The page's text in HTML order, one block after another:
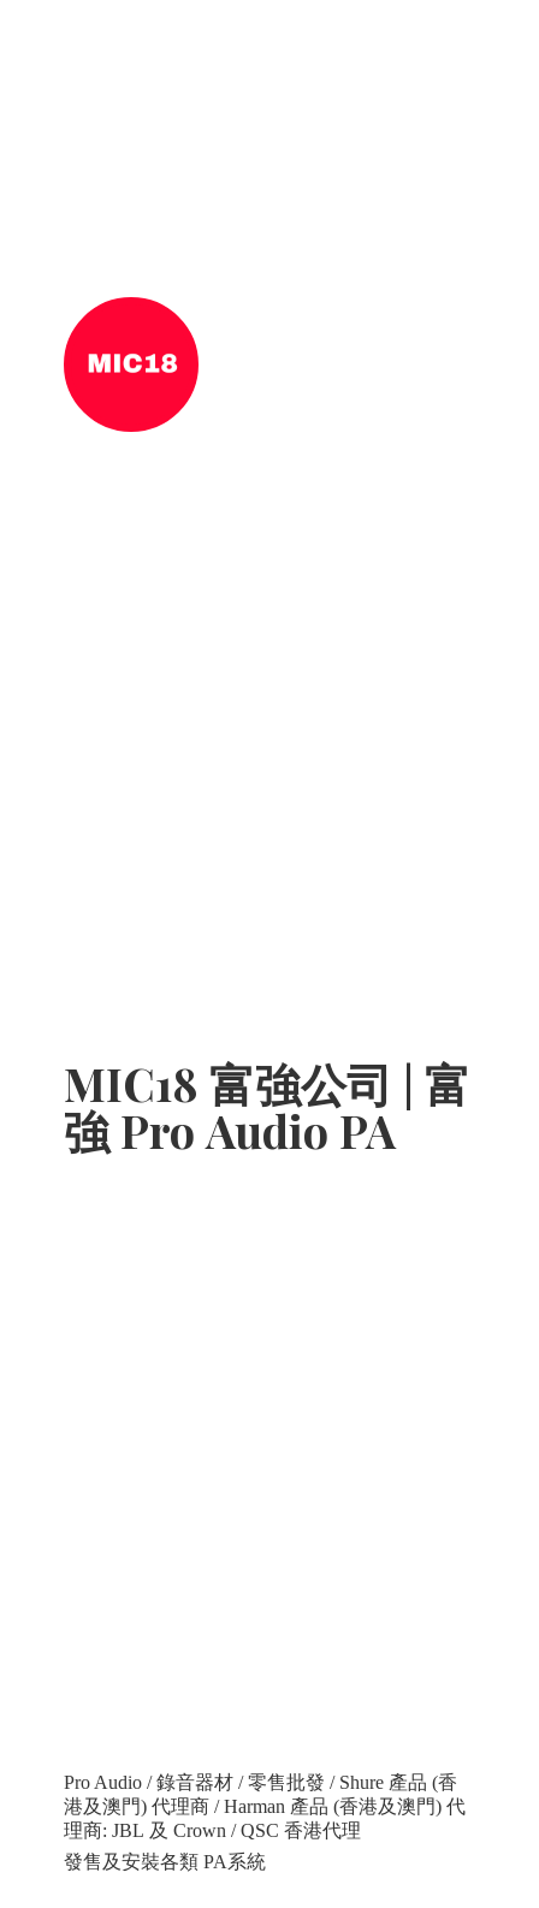
MIC18 富強公司 | 富
強 Pro Audio PA
Pro Audio / 錄音器材 / 零售批發 / Shure 產品 (香
港及澳門) 代理商 / Harman 產品 (香港及澳門) 代
理商: JBL 及 Crown / QSC 香港代理
發售及安裝各類 PA系統